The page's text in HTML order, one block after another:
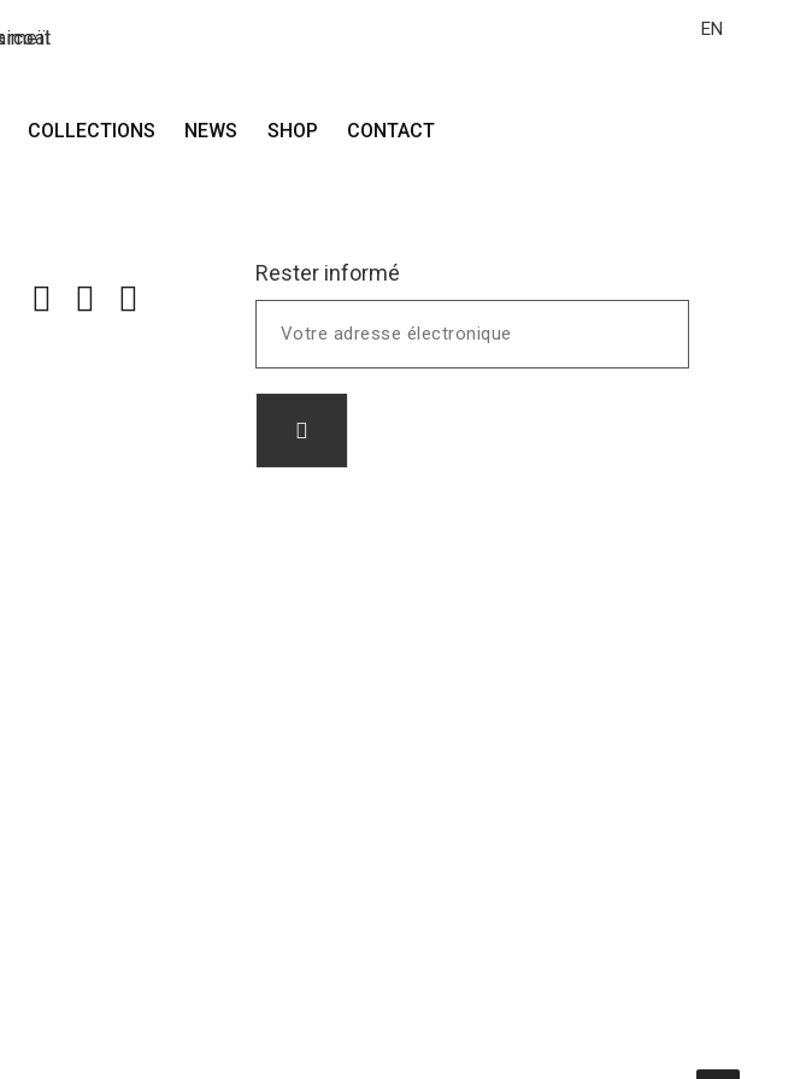
EN
COLLECTIONS NEWS SHOP CONTACT
Rosso Pompeiano
Hotel H10 Playa Meloneras - 35100 San Bartolomé de Tirajana - Espagne
Rester informé